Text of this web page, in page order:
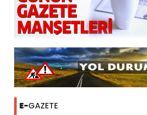
E-GAZETE